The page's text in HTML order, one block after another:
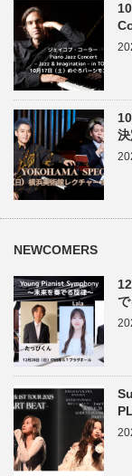
NEWCOMERS